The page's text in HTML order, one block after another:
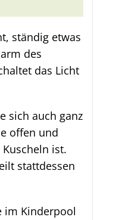
ständig etwas
des
das Licht
sich auch ganz
offen und
ist.
stattdessen
im Kinderpool